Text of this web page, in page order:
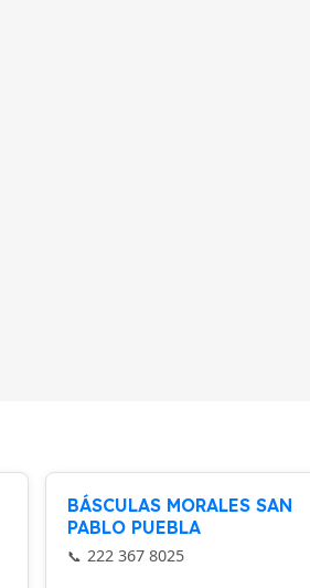
BÁSCULAS MORALES SAN
PABLO PUEBLA
222 367 8025